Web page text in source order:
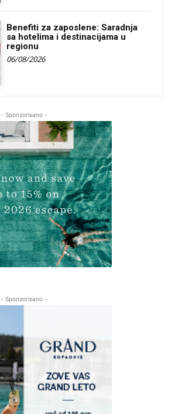
Benefiti za zaposlene: Saradnja
sa hotelima i destinacijama u
regionu
06/08/2026
- Sponzorisano -
- Sponzorisano -